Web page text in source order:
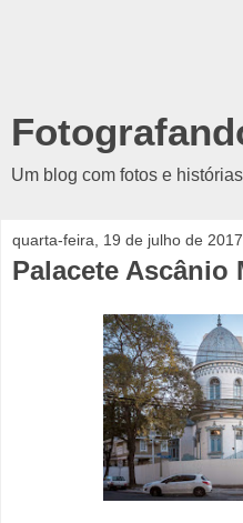
Um blog com fotos e
quarta-feira, 19 de julho de 2017
Palacete Ascânio